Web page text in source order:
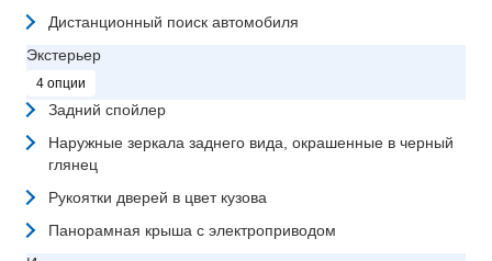
Дистанционный поиск автомобиля
Экстерьер
4 опции
Задний спойлер
Наружные зеркала заднего вида, окрашенные в черный
глянец
Рукоятки дверей в цвет кузова
Панорамная крыша с электроприводом